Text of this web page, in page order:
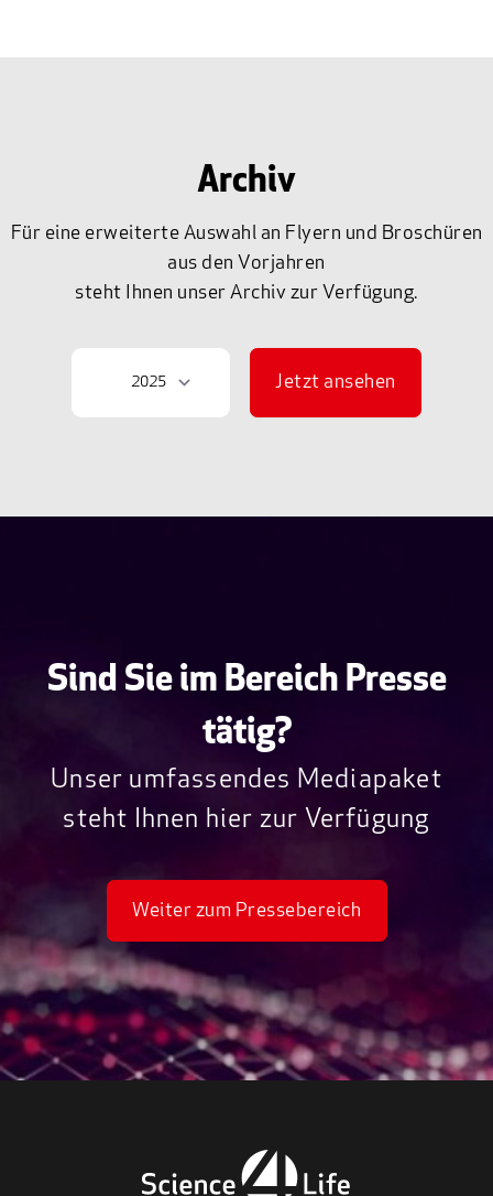
Archiv
Für eine erweiterte Auswahl an Flyern und Broschüren
aus den Vorjahren
steht Ihnen unser Archiv zur Verfügung.
Jetzt ansehen
Sind Sie im Bereich Presse
tätig?
Unser umfassendes Mediapaket
steht Ihnen hier zur Verfügung
Weiter zum Pressebereich